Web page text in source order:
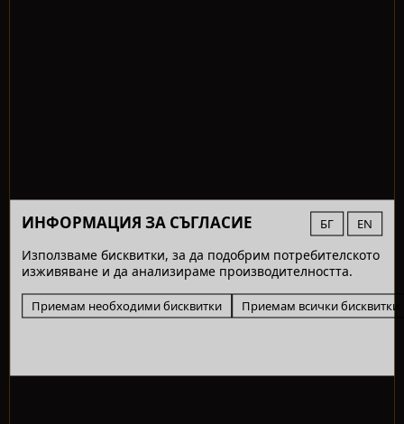
ИНФОРМАЦИЯ ЗА СЪГЛАСИЕ БГ EN
Използваме бисквитки, за да подобрим потребителското
изживяване и да анализираме производителността.
Приемам необходими бисквитки Приемам всички бисквитки